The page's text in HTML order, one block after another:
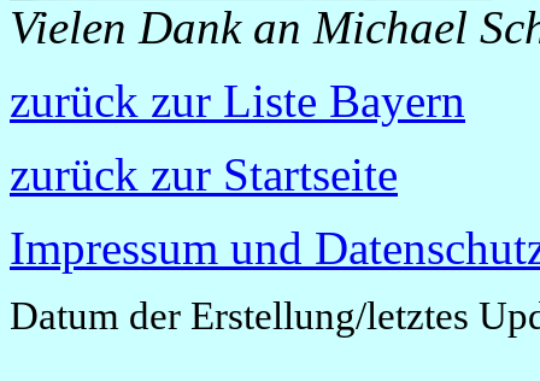
Vielen Dank an Michael
zurück zur Liste Bayern
zurück zur Startseite
Impressum und
Datum der Erstellung/letztes